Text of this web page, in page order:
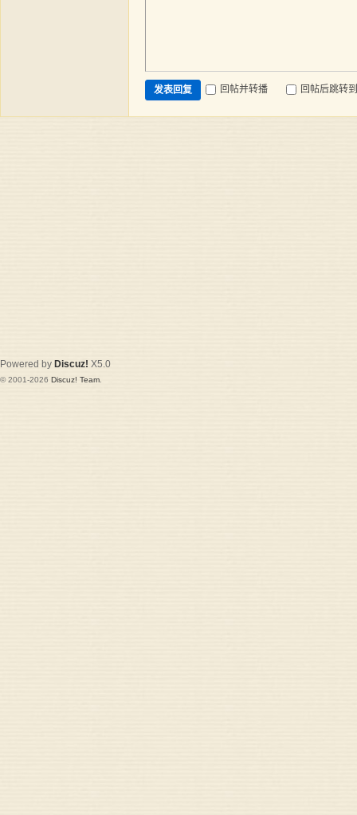
发表回复 回帖并转播 回帖后跳转
Powered by Discuz! X5.0
© 2001-2026 Discuz! Team